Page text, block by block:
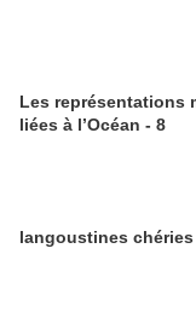
Les représentations
liées à l’Océan - 8
langoustines chéries